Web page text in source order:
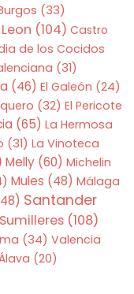
(33)
(104) Castro
de los Cocidos
(31)
(46) El Galeón (24)
(32) El Pericote
(65) La Hermosa
(31) La Vinoteca
Melly(60) Michelin
Mules (48) Málaga
Santander
Sumilleres(108)
(34) Valencia
(20)